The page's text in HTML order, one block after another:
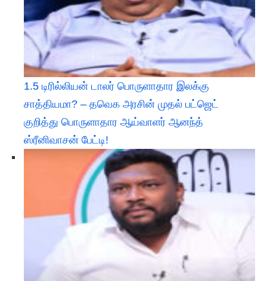
1.5 டிரில்லியன் டாலர் பொருளாதார இலக்கு
சாத்தியமா? – தவெக அரசின் முதல் பட்ஜெட்
குறித்து பொருளாதார ஆய்வாளர் ஆனந்த்
ஸ்ரீனிவாசன் பேட்டி!